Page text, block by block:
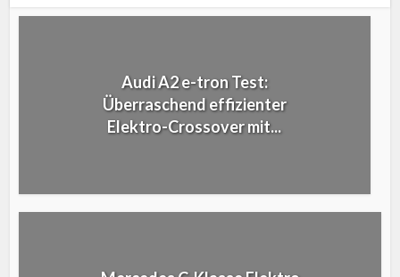
Audi A2 e-tron Test:
Überraschend effizienter
Elektro-Crossover mit...